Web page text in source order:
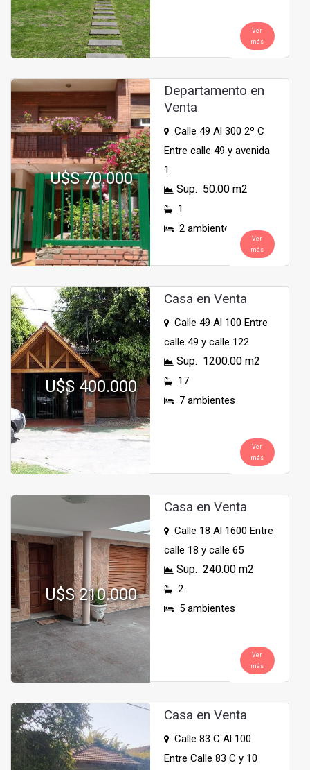
Ver
más
U$S 70.000
Departamento en
Venta
Calle 49 Al 300 2º C
Entre calle 49 y avenida
1
Sup. 50.00 m2
1
2 ambientes
Ver
más
U$S 400.000
Casa en Venta
Calle 49 Al 100 Entre
calle 49 y calle 122
Sup. 1200.00 m2
17
7 ambientes
Ver
más
U$S 210.000
Casa en Venta
Calle 18 Al 1600 Entre
calle 18 y calle 65
Sup. 240.00 m2
2
5 ambientes
Ver
más
Casa en Venta
Calle 83 C Al 100
Entre Calle 83 C y 10